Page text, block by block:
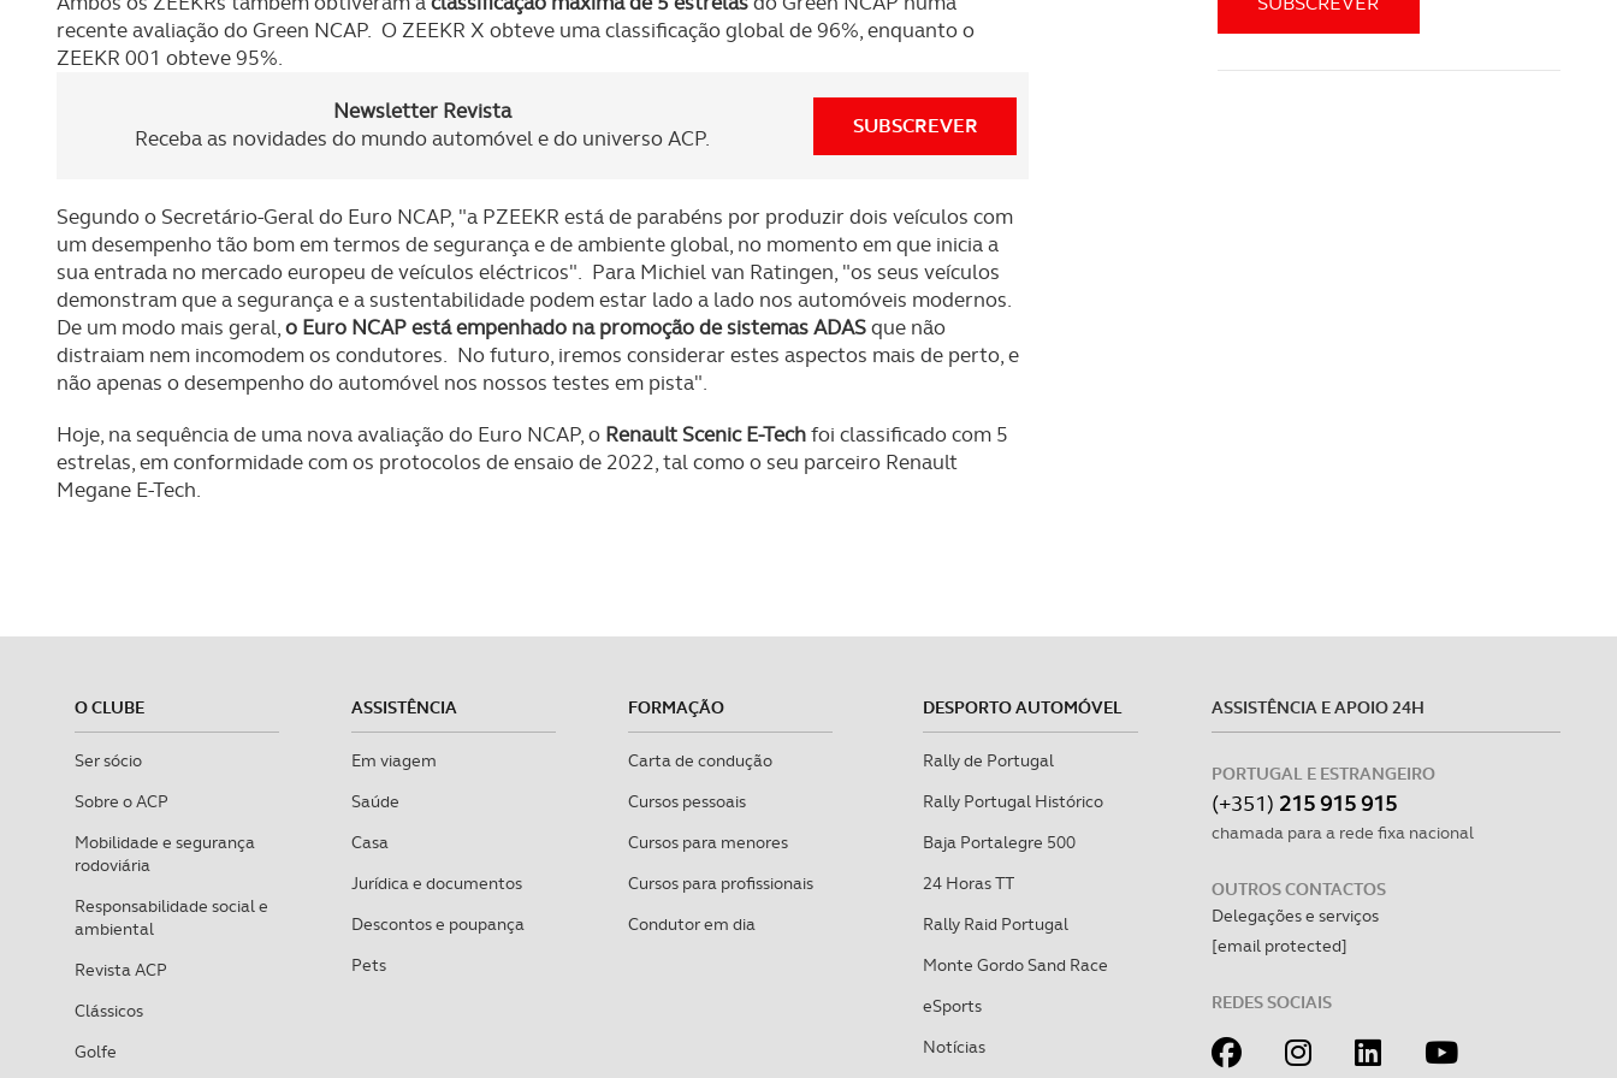
recente avaliação do Green NCAP. O ZEEKR X obteve uma classificação global de 96%, enquanto o
ZEEKR 001 obteve 95%.
Newsletter Revista
Receba as novidades do mundo automóvel e do universo ACP.
SUBSCREVER
Segundo o Secretário-Geral do Euro NCAP, "a PZEEKR está de parabéns por produzir dois veículos com
um desempenho tão bom em termos de segurança e de ambiente global, no momento em que inicia a
sua entrada no mercado europeu de veículos eléctricos". Para Michiel van Ratingen, "os seus veículos
demonstram que a segurança e a sustentabilidade podem estar lado a lado nos automóveis modernos.
De um modo mais geral,o Euro NCAP está empenhado na promoção de sistemas ADASque não
distraiam nem incomodem os condutores. No futuro, iremos considerar estes aspectos mais de perto, e
não apenas o desempenho do automóvel nos nossos testes em pista".
Hoje, na sequência de uma nova avaliação do Euro NCAP, o Renault Scenic E-Techfoi classificado com 5
estrelas, em conformidade com os protocolos de ensaio de 2022, tal como o seu parceiro Renault
Megane E-Tech.
O CLUBE
Ser sócio
Sobre o ACP
Mobilidade e segurança
rodoviária
Responsabilidade social e
ambiental
Revista ACP
Clássicos
Golfe
ASSISTÊNCIA
Em viagem
Saúde
Casa
Jurídica e documentos
Descontos e poupança
Pets
FORMAÇÃO
Carta de condução
Cursos pessoais
Cursos para menores
Cursos para profissionais
Condutor em dia
DESPORTO AUTOMÓVEL
Rally de Portugal
Rally Portugal Histórico
Baja Portalegre 500
24 Horas TT
Rally Raid Portugal
Monte Gordo Sand Race
eSports
Notícias
ASSISTÊNCIA E APOIO 24H
PORTUGAL E ESTRANGEIRO
(+351) 215 915 915
chamada para a rede fixa nacional
OUTROS CONTACTOS
Delegações e serviços
[email protected]
REDES SOCIAIS